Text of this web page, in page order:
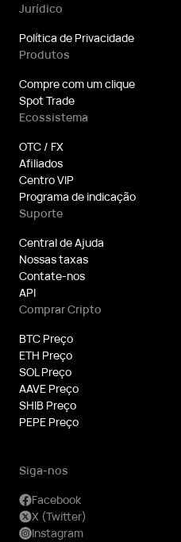
Jurídico
Política de Privacidade
Produtos
Compre com um clique
Spot Trade
Ecossistema
OTC / FX
Afiliados
Centro VIP
Programa de indicação
Suporte
Central de Ajuda
Nossas taxas
Contate-nos
API
Comprar Cripto
BTC Preço
ETH Preço
SOL Preço
AAVE Preço
SHIB Preço
PEPE Preço
Siga-nos
Facebook
X (Twitter)
Instagram